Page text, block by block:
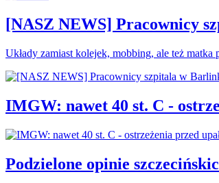
[NASZ NEWS] Pracownicy
Układy zamiast kolejek, mobbing, ale też
IMGW: nawet 40 st. C -
Podzielone opinie